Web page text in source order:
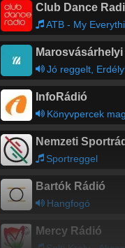
Club Dance
ATB - My
Jó reggelt,
InfoRádió
Könyvpercek
Nemzeti
Sportreggel
Bartók Rádió
Hangfogó
Mercy Rádió